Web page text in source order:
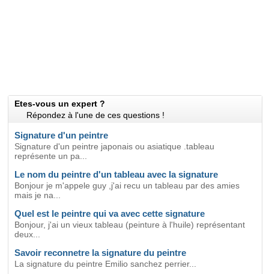
Etes-vous un expert ?
Répondez à l'une de ces questions !
Signature d'un peintre
Signature d'un peintre japonais ou asiatique .tableau
représente un pa...
Le nom du peintre d'un tableau avec la signature
Bonjour je m'appele guy ,j'ai recu un tableau par des amies
mais je na...
Quel est le peintre qui va avec cette signature
Bonjour, j'ai un vieux tableau (peinture à l'huile) représentant
deux...
Savoir reconnetre la signature du peintre
La signature du peintre Emilio sanchez perrier...